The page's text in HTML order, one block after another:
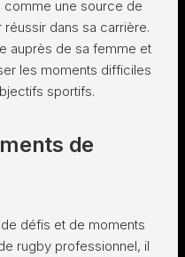
comme une source de
dans sa carrière.
auprès de sa femme et
les moments difficiles
sportifs.
de
défis et de moments
rugby professionnel, il